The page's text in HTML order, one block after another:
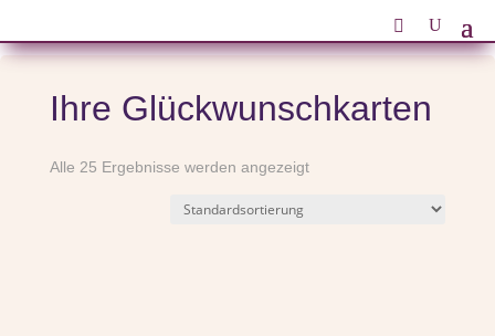
Ihre Glückwunschkarten
Alle 25 Ergebnisse werden angezeigt